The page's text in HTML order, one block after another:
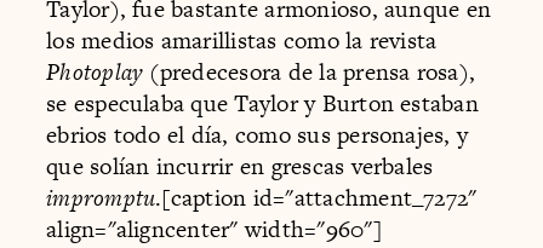
Taylor), fue bastante armonioso, aunque en
los medios amarillistas como la revista
Photoplay (predecesora de la prensa rosa),
se especulaba que Taylor y Burton estaban
ebrios todo el día, como sus personajes, y
que solían incurrir en grescas verbales
impromptu.[caption id="attachment_7272"
align="aligncenter" width="960"]